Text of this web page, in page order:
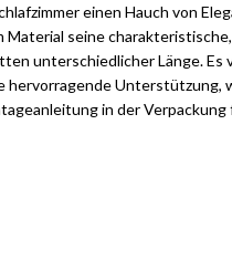
einen Hauch von
seine
unterschiedlicher Länge.
in der